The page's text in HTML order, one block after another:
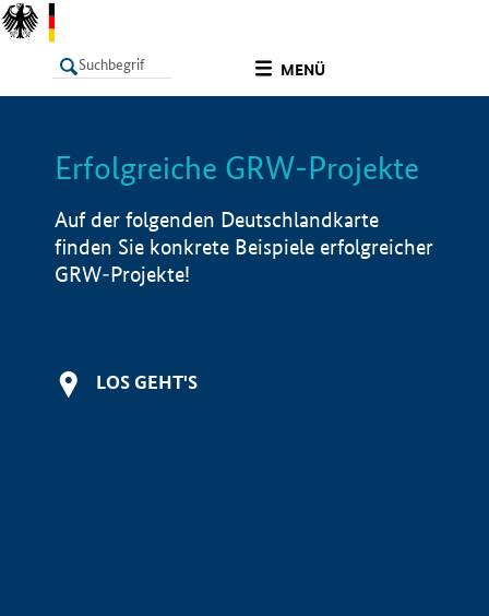
MENÜ
LISTE Info
Erfolgreiche GRW-Projekte
Auf der folgenden Deutschlandkarte
finden Sie konkrete Beispiele erfolgreicher
GRW-Projekte!
LOS GEHT'S